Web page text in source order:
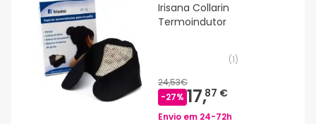
Irisana Collarin
Termoindutor
(1)
24,53€
-27% 17,87 €
Envio em 24-72h